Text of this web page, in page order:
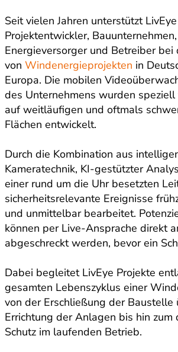
Seit vielen Jahren unterstützt LivEye
Projektentwickler, Bauunternehmen,
Energieversorger und Betreiber bei
von Windenergieprojekten in
Europa. Die mobilen
des Unternehmens wurden
auf weitläufigen und oftmals
Flächen entwickelt.
Durch die Kombination aus
Kameratechnik, KI-gestützter
einer rund um die Uhr besetzten
sicherheitsrelevante Ereignisse
und unmittelbar bearbeitet.
können per Live-Ansprache direkt
abgeschreckt werden, bevor ein
Dabei begleitet LivEye Projekte
gesamten Lebenszyklus einer
von der Erschließung der Baustelle
Errichtung der Anlagen bis hin zum
Schutz im laufenden Betrieb.